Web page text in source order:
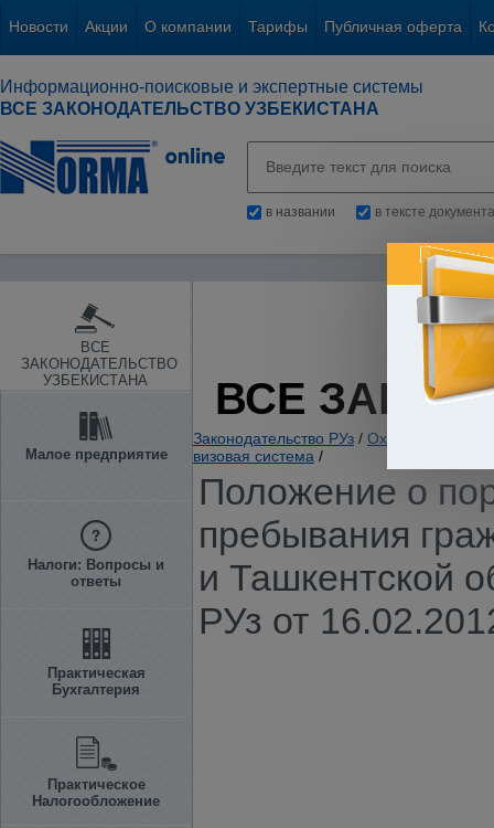
Новости Акции О компании Тарифы Публичная оферта
Информационно-поисковые и экспертные системы
ВСЕ ЗАКОНОДАТЕЛЬСТВО УЗБЕКИСТАНА
в названии в тексте документа
ВСЕ
ЗАКОНОДАТЕЛЬСТВО
УЗБЕКИСТАНА
Малое предприятие
Налоги: Вопросы и
ответы
Практическая
Бухгалтерия
Практическое
Налогообложение
ВСЕ
Законодательство РУз / Охрана
визовая система /
Положение о
пребывания
и Ташкентской
РУз от